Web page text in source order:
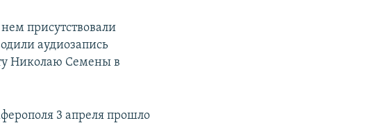
присутствовали
аудиозапись
Николаю Семены в
3 апреля прошло